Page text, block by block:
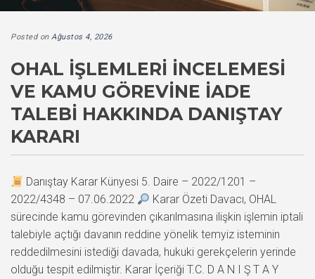
Posted on Ağustos 4, 2026
OHAL İŞLEMLERI İNCELEMESI
VE KAMU GÖREVINE İADE
TALEBI HAKKINDA DANIŞTAY
KARARI
Danıştay Karar Künyesi 5. Daire – 2022/1201 –
2022/4348 – 07.06.2022
Karar Özeti Davacı, OHAL
sürecinde kamu görevinden çıkarılmasına ilişkin işlemin iptali
talebiyle açtığı davanın reddine yönelik temyiz isteminin
reddedilmesini istediği davada, hukuki gerekçelerin yerinde
olduğu tespit edilmiştir. Karar İçeriği T.C. D A N I Ş T A Y